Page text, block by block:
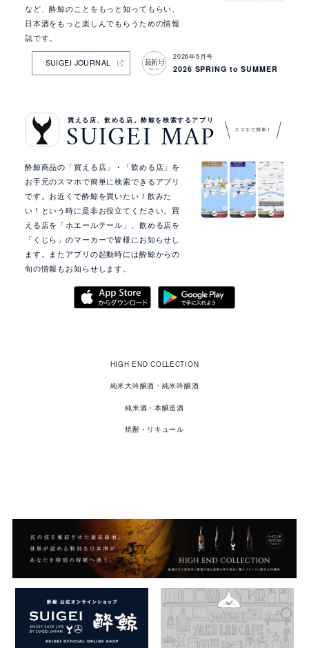
など、酔鯨のことをもっと知ってもらい、
日本酒をもっと楽しんでもらうための情報
誌です。
SUIGEI JOURNAL 最新号
latest
2026年5月号
2026 SPRING to SUMMER
買える店、飲める店。酔鯨を検索するアプリ
SUIGEI MAP スマホで簡単！
酔鯨商品の「買える店」・「飲める店」を
お手元のスマホで簡単に検索できるアプリ
です。お近くで酔鯨を買いたい！飲みた
い！という時に是非お役立てください。買
える店を「ホエールテール」、飲める店を
「くじら」のマーカーで皆様にお知らせし
ます。またアプリの起動時には酔鯨からの
旬の情報もお知らせします。
HIGH END COLLECTION
純米大吟醸酒・純米吟醸酒
純米酒・本醸造酒
焼酎・リキュール